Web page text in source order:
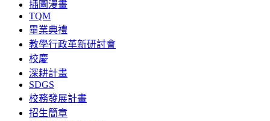
插圖漫畫
TQM
畢業典禮
教學行政革新研討會
校慶
深耕計畫
SDGS
校務發展計畫
招生簡章